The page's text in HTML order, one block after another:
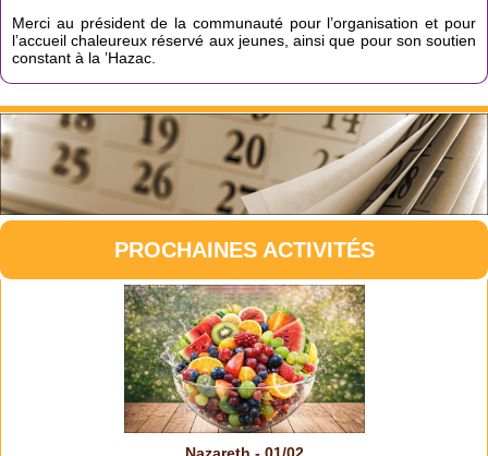
Merci au président de la communauté pour l’organisation et pour
l’accueil chaleureux réservé aux jeunes, ainsi que pour son soutien
constant à la ’Hazac.
PROCHAINES ACTIVITÉS